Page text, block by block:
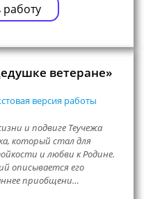
ветеране»
версия работы
и подвиге Теучежа
который стал для
и любви к Родине.
описывается его
приобщени…